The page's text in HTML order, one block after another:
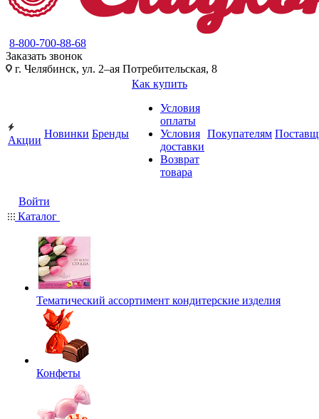
8-800-700-88-68
Заказать звонок
г. Челябинск, ул. 2–ая Потребительская, 8
Акции
Новинки Бренды
Как купить
Условия
оплаты
Условия
доставки
Возврат
товара
Покупателям
Войти
Каталог
Тематический ассортимент кондитерские изделия
Конфеты